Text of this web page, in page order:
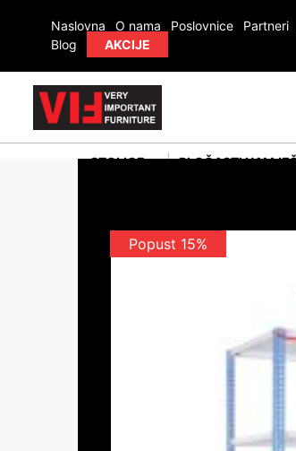
Naslovna O nama Poslovnice Partneri
Blog
AKCIJE
STOLICE PLOČASTI
Popust 15%